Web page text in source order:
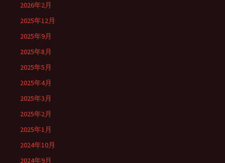
2026年2月
2025年12月
2025年9月
2025年8月
2025年5月
2025年4月
2025年3月
2025年2月
2025年1月
2024年10月
2024年9月